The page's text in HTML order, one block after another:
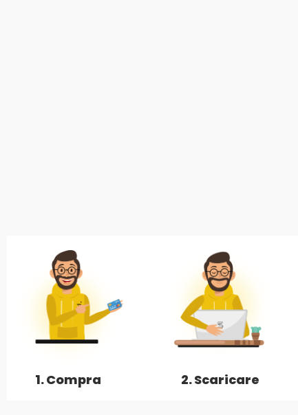
1. Compra 2. Scaricare